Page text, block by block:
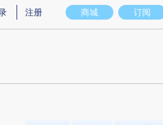
意图存在偏差。不代表财新观点和立场。推荐
商城 订阅
注册